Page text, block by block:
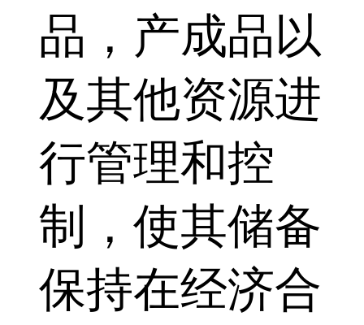
品，产成品以
及其他资源进
行管理和控
制，使其储备
保持在经济合